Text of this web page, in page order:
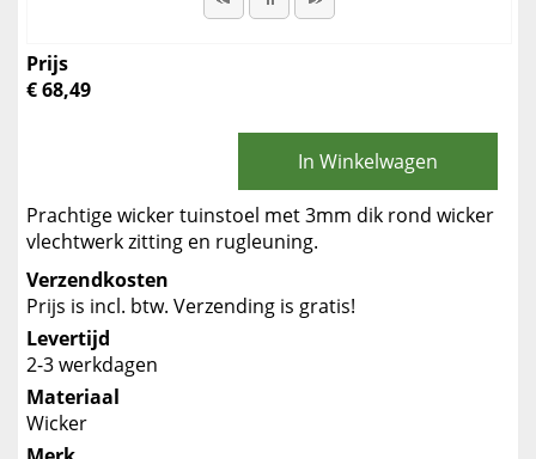
Prijs
€ 68,49
In Winkelwagen
Prachtige wicker tuinstoel met 3mm dik rond wicker
vlechtwerk zitting en rugleuning.
Verzendkosten
Prijs is incl. btw. Verzending is gratis!
Levertijd
2-3 werkdagen
Materiaal
Wicker